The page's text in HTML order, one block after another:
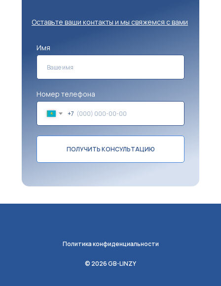
Имя
Номер телефона
+7
ПОЛУЧИТЬ КОНСУЛЬТАЦИЮ
Оставьте ваши контакты и мы свяжемся с вами
Политика конфиденциальности
© 2026 GB-LINZY